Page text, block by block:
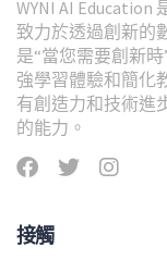
WYNI AI Education
致力於透過創新的
是“當您需要創新
強學習體驗和簡化
有創造力和技術進
的能力。
接觸